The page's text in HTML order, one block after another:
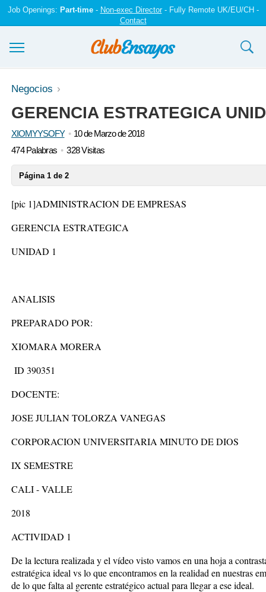
Job Openings: Part-time- Non-exec Director- Fully Remote UK/EU/CH -
Contact
Ensayos y trabajos
Registrarse
Iniciar sesión
Negocios
GERENCIA ESTRATEGICA
XIOMYYSOFY
10 de Marzo de 2018
474 Palabras
328 Visitas
Página 1 de 2
[pic 1]ADMINISTRACION DE EMPRESAS
GERENCIA ESTRATEGICA
UNIDAD 1
ANALISIS
PREPARADO POR:
XIOMARA MORERA
ID 390351
DOCENTE:
JOSE JULIAN TOLORZA VANEGAS
CORPORACION UNIVERSITARIA MINUTO DE DIOS
IX SEMESTRE
CALI - VALLE
2018
ACTIVIDAD 1
De la lectura realizada y el vídeo visto vamos en una hoja a
estratégica ideal vs lo que encontramos en la realidad en nuestras
de lo que falta al gerente estratégico actual para llegar a ese ideal.